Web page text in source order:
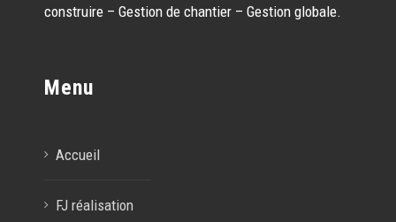
construire – Gestion de chantier – Gestion globale.
Menu
Accueil
FJ réalisation